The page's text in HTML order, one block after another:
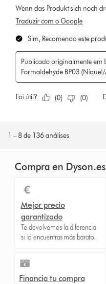
Compra en Dyson.es
Mejor precio
garantizado
Te devolvemos la diferencia
si lo encuentras más barato.
Financia tu compra